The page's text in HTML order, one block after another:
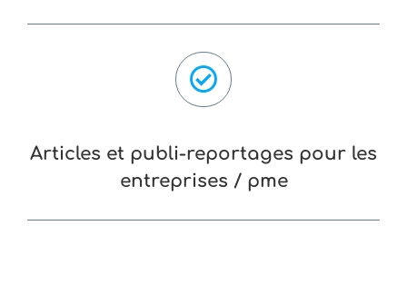
Articles et publi-reportages pour les
entreprises / pme